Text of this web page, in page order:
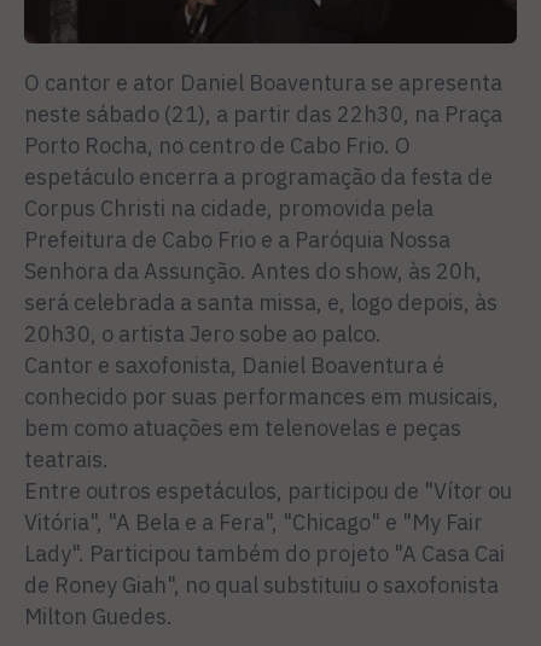
O cantor e ator Daniel Boaventura se apresenta
neste sábado (21), a partir das 22h30, na Praça
Porto Rocha, no centro de Cabo Frio. O
espetáculo encerra a programação da festa de
Corpus Christi na cidade, promovida pela
Prefeitura de Cabo Frio e a Paróquia Nossa
Senhora da Assunção. Antes do show, às 20h,
será celebrada a santa missa, e, logo depois, às
20h30, o artista Jero sobe ao palco.
Cantor e saxofonista, Daniel Boaventura é
conhecido por suas performances em musicais,
bem como atuações em telenovelas e peças
teatrais.
Entre outros espetáculos, participou de "Vítor ou
Vitória", "A Bela e a Fera", "Chicago" e "My Fair
Lady". Participou também do projeto "A Casa Cai
de Roney Giah", no qual substituiu o saxofonista
Milton Guedes.